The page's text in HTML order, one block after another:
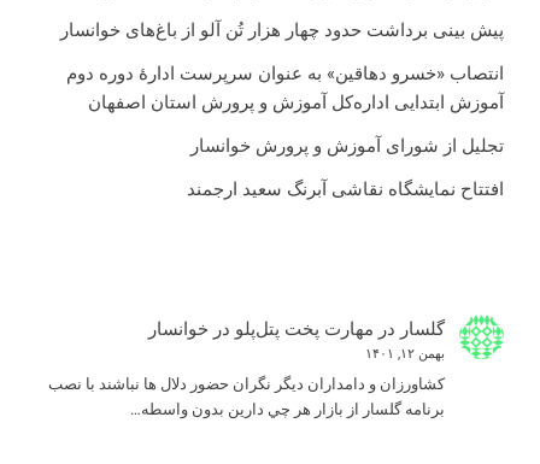
پیش بینی برداشت حدود چهار هزار تُن آلو از باغ‌های خوانسار
انتصاب «خسرو دهاقین» به عنوان سرپرست ادارۀ دوره دوم
آموزش ابتدایی اداره‌کل آموزش و پرورش استان اصفهان
تجلیل از شورای آموزش و پرورش خوانسار
افتتاح نمایشگاه نقاشی آبرنگ سعید ارجمند
گلسار در مهارت پخت پتل‌پلو در خوانسار
بهمن ۱۲, ۱۴۰۱
كشاورزان و دامداران ديگر نگران حضور دلال ها نباشند با نصب
برنامه گلسار از بازار هر چي دارين بدون واسطه…